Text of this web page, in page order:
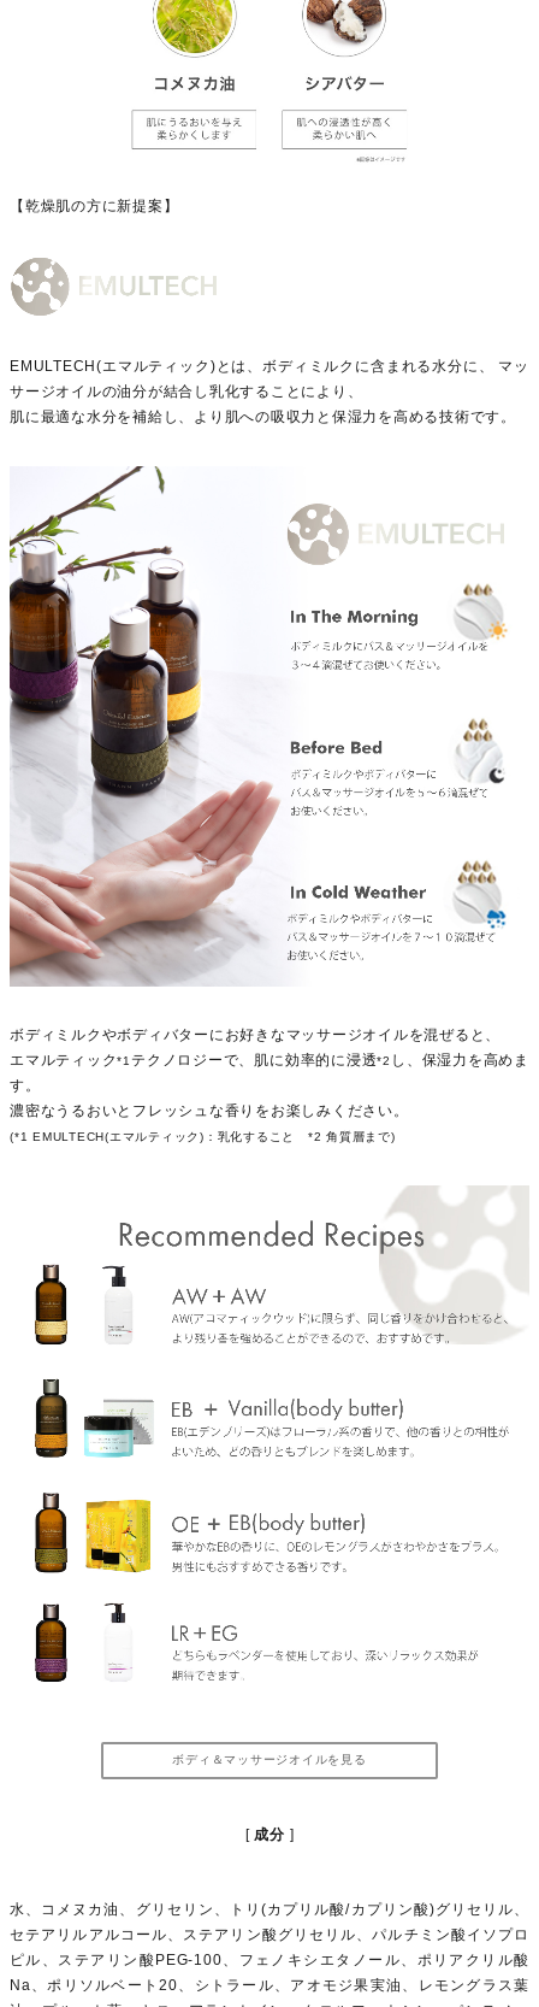
【乾燥肌の方に新提案】
EMULTECH(エマルティック)とは、ボディミルクに含まれる水分に、 マッ
サージオイルの油分が結合し乳化することにより、
肌に最適な水分を補給し、より肌への吸収力と保湿力を高める技術です。
ボディミルクやボディバターにお好きなマッサージオイルを混ぜると、
エマルティック*1 テクノロジーで、肌に効率的に浸透*2 し、保湿力を高めま
す。
濃密なうるおいとフレッシュな香りをお楽しみください。
(*1 EMULTECH(エマルティック)：乳化すること *2 角質層まで)
ボディ＆マッサージオイルを見る
成分
水、コメヌカ油、グリセリン、トリ(カプリル酸/カプリン酸)グリセリル、
セテアリルアルコール、ステアリン酸グリセリル、パルチミン酸イソプロ
ピル、ステアリン酸PEG-100、フェノキシエタノール、ポリアクリル酸
Na、ポリソルベート20、シトラール、アオモジ果実油、レモングラス葉